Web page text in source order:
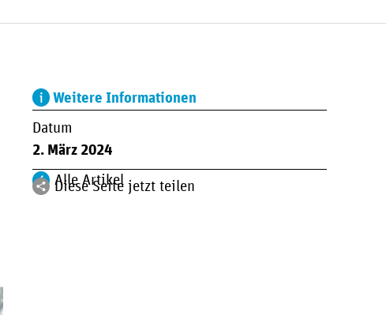
Weitere Informationen
Datum
2. März 2024
Alle Artikel
Diese Seite jetzt teilen